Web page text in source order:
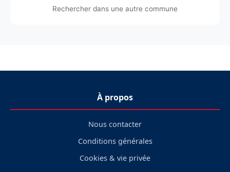
Rechercher dans une autre commune
À propos
Nous contacter
Conditions générales
Cookies & vie privée